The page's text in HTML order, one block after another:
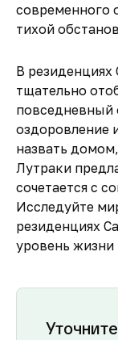
современного
тихой
В резиденциях
тщательно
повседневный
оздоровление
назвать
Лутраки
сочетается с
Исследуйте
резиденциях
уровень